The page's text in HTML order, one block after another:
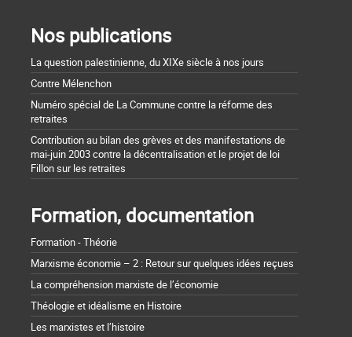
Nos publications
La question palestinienne, du XIXe siècle à nos jours
Contre Mélenchon
Numéro spécial de La Commune contre la réforme des
retraites
Contribution au bilan des grèves et des manifestations de
mai-juin 2003 contre la décentralisation et le projet de loi
Fillon sur les retraites
Formation, documentation
Formation - Théorie
Marxisme économie – 2 : Retour sur quelques idées reçues
La compréhension marxiste de l’économie
Théologie et idéalisme en Histoire
Les marxistes et l’histoire